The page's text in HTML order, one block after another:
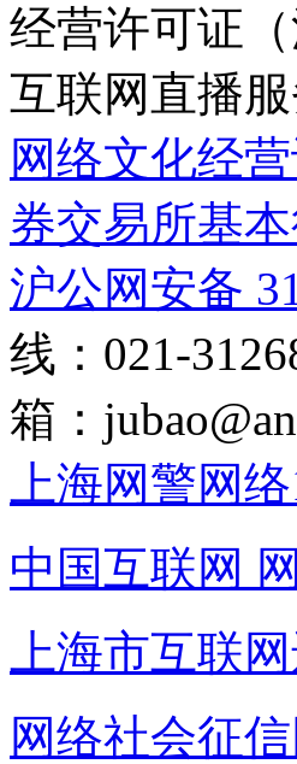
经营许可证
互联网直播
网络文化经
券交易所基
沪公网安备
线：021-
箱：
上海网警网
中国互联网
上海市互联网
网络社会征信